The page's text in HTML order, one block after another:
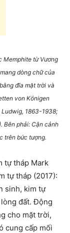
Memphite từ Vương
dòng chữ của
đĩa mặt trời và
von Königen
Ludwig, 1863-1938;
Bên phải: Cận cảnh
trên bức tượng.
tự tháp Mark
tự tháp (2017):
sinh, kim tự
đất. Động
cho mặt trời,
cung cấp mối